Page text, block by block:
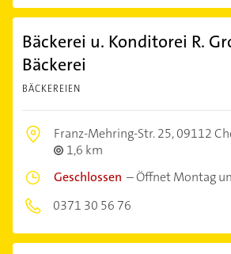
Bäckerei u. Konditorei R.
Bäckerei
BÄCKEREIEN
Franz-Mehring-Str. 25,09112
1,6 km
Geschlossen –Öffnet Montag
0371 30 56 76